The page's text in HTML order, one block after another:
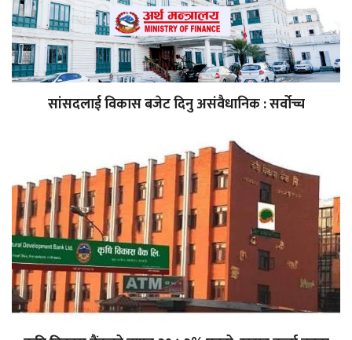
सांसदलाई विकास बजेट दिनु असंवैधानिक : सर्वोच्च